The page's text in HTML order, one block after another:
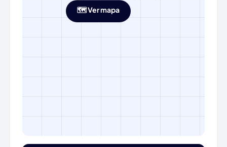
🗺️ Ver mapa